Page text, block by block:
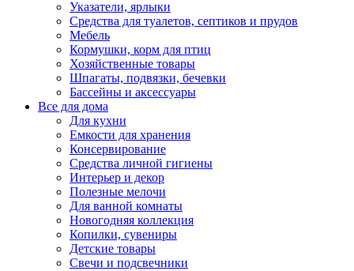
Указатели, ярлыки
Средства для туалетов, септиков и прудов
Мебель
Кормушки, корм для птиц
Хозяйственные товары
Шпагаты, подвязки, бечевки
Бассейны и аксессуары
Все для дома
Для кухни
Емкости для хранения
Консервирование
Средства личной гигиены
Интерьер и декор
Полезные мелочи
Для ванной комнаты
Новогодняя коллекция
Копилки, сувениры
Детские товары
Свечи и подсвечники